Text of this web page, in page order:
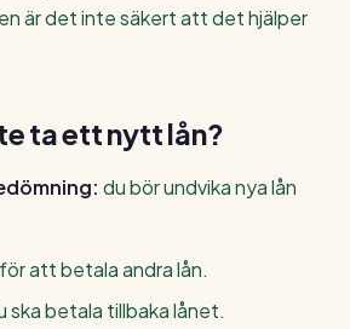
är det inte säkert att det hjälper
ta ett nytt lån?
du bör undvika nya lån
att betala andra lån.
ska betala tillbaka lånet.